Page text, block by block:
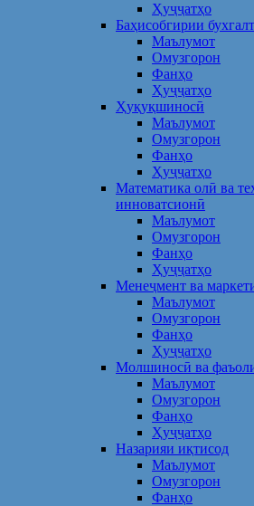
Ҳуҷҷатҳо
Баҳисобгирии
Маълумот
Омузгорон
Фанҳо
Ҳуҷҷатҳо
Ҳуқуқшиносӣ
Маълумот
Омузгорон
Фанҳо
Ҳуҷҷатҳо
Математика олӣ ва
инноватсионӣ
Маълумот
Омузгорон
Фанҳо
Ҳуҷҷатҳо
Менеҷмент ва
Маълумот
Омузгорон
Фанҳо
Ҳуҷҷатҳо
Молшиносӣ ва
Маълумот
Омузгорон
Фанҳо
Ҳуҷҷатҳо
Назарияи иқтисод
Маълумот
Омузгорон
Фанҳо